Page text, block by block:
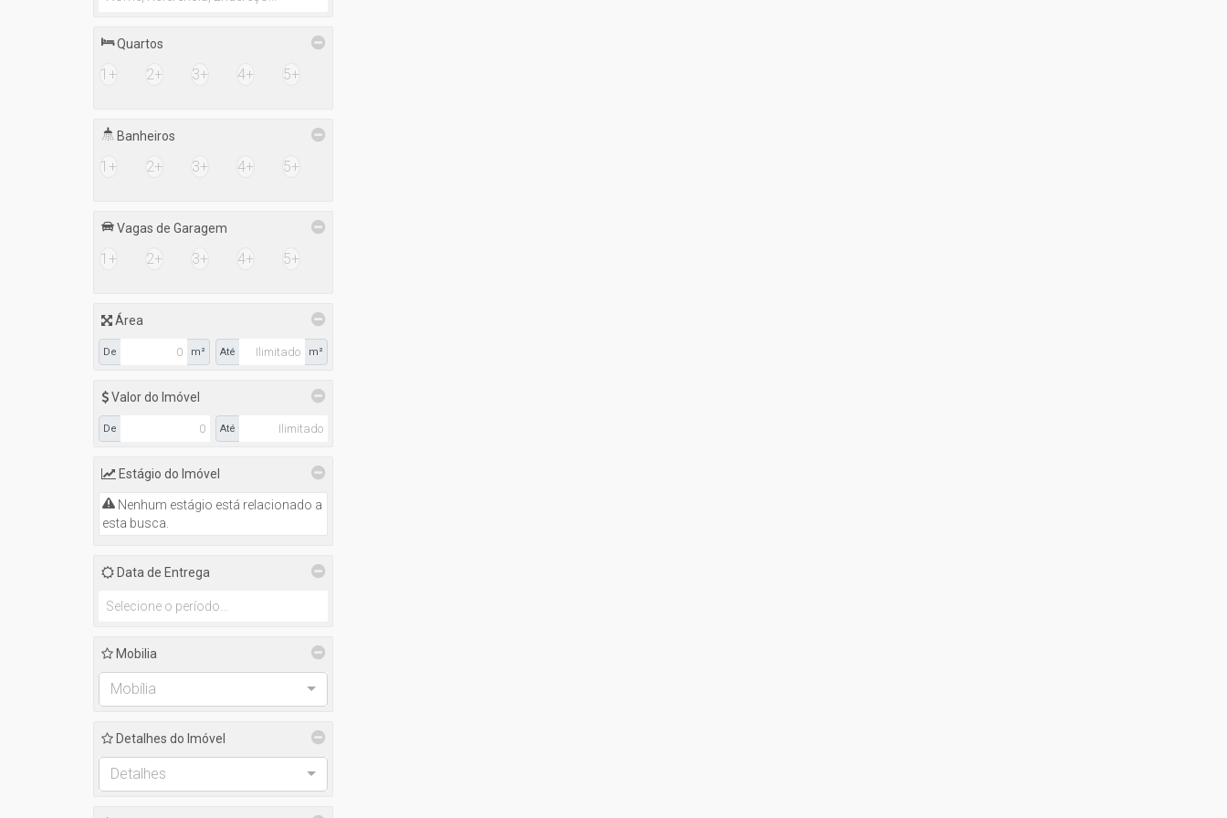
Quartos
1+ 2+ 3+ 4+ 5+
Banheiros
1+ 2+ 3+ 4+ 5+
Vagas de Garagem
1+ 2+ 3+ 4+ 5+
Área
De m² Até m²
Valor do Imóvel
De Até
Estágio do Imóvel
Nenhum estágio está relacionado a
esta busca.
Data de Entrega
Mobilia
Mobília
Detalhes do Imóvel
Detalhes